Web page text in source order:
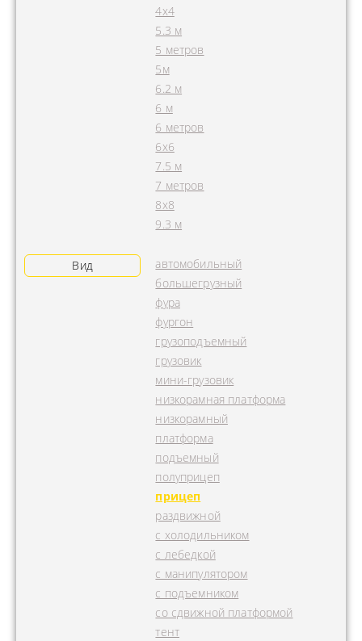
4x4
5.3 м
5 метров
5м
6.2 м
6 м
6 метров
6х6
7.5 м
7 метров
8х8
9.3 м
Вид
автомобильный
большегрузный
фура
фургон
грузоподъемный
грузовик
мини-грузовик
низкорамная платформа
низкорамный
платформа
подъемный
полуприцеп
прицеп
раздвижной
с холодильником
с лебедкой
с манипулятором
с подъемником
со сдвижной платформой
тент